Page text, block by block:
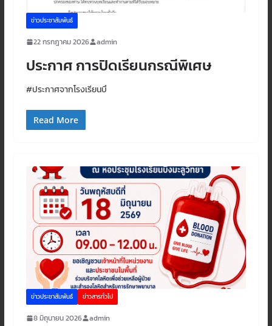
ข่าวประชาสัมพันธ์
22 กรกฎาคม 2026 admin
ประกาศ การปิดเรียนกรณีพิเศษ
#ประกาศจากโรงเรียนบึ
Read More
ข่าวประชาสัมพันธ์ ข่าวสารทั่วไป
8 มิถุนายน 2026 admin